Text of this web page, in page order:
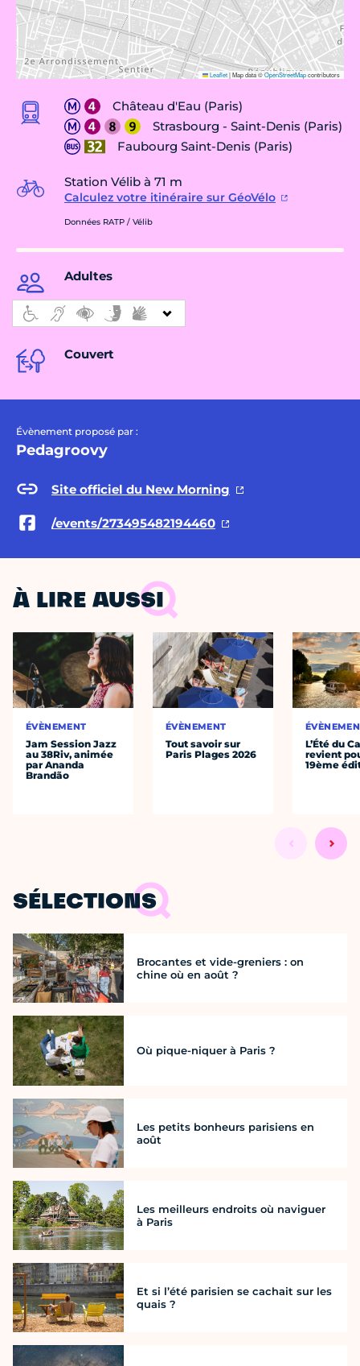
Leaflet|Map data ©OpenStreetMapcontributors
Château d'Eau (Paris)
Strasbourg - Saint-Denis (Paris)
Faubourg Saint-Denis (Paris)
Station Vélib à 71 m
Calculez votre itinéraire sur GéoVélo
Données RATP / Vélib
Adultes
Couvert
Évènement proposé par :
Pedagroovy
Site officiel du New Morning
/events/273495482194460
À LIRE AUSSI
ÉVÈNEMENT
Jam Session Jazz
au 38Riv, animée
par Ananda
Brandão
ÉVÈNEMENT
Tout savoir sur
Paris Plages 2026
L’Été du
revient
19ème
SÉLECTIONS
Brocantes et vide-greniers : on
chine où en août ?
Où pique-niquer à Paris ?
Les petits bonheurs parisiens en
août
Les meilleurs endroits où naviguer
à Paris
Et si l’été parisien se cachait sur les
quais ?